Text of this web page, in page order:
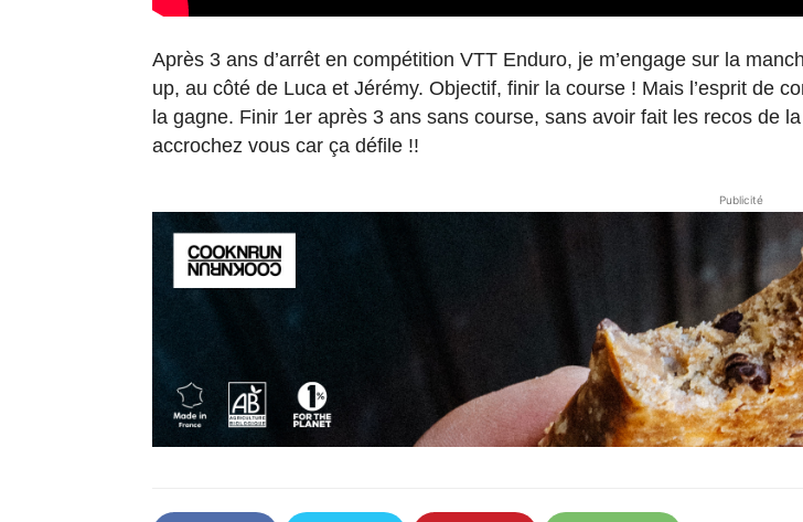
Après 3 ans d’arrêt en compétition VTT Enduro, je m’engage sur la
up, au côté de Luca et Jérémy. Objectif, finir la course ! Mais l’esprit de
la gagne. Finir 1er après 3 ans sans course, sans avoir fait les recos de
accrochez vous car ça défile !!
Publicité